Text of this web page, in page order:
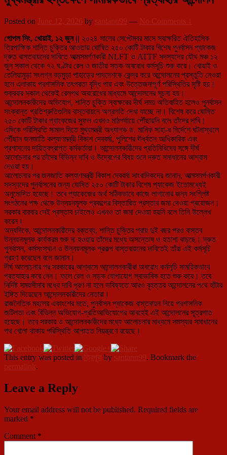
Posted on June 12, 2026 by santanu99 — No Comments ↓
গোপল সিং, খোয়াই, ১২ জুন || ২০২৪ সালের সেপ্টেম্বর মাসে স্বাক্ষরিত ঐতিহাসিক
ত্রিপাক্ষিক শান্তি চুক্তির আওতায় ঘোষিত ২৫০ কোটি টাকার বিশেষ পুনর্বাসন প্যাকেজ
দ্রুত বাস্তবায়নের দাবিতে আত্মসমর্পণকারী NLFT ও ATTF সদস্যদের যৌথ মঞ্চ ১২
জুন সকাল থেকে ৭২ ঘণ্টার রেল ও জাতীয় সড়ক অবরোধ কর্মসূচি শুরু করে। খোয়াই ও
তেলিয়ামুড়া সংলগ্ন বড়মুড়া পাহাড়ের পাদদেশকে কেন্দ্র করে আন্দোলনের প্রস্তুতি নেওয়া
হলে এলাকায় প্রশাসনিক তৎপরতা বৃদ্ধি পায় এবং উত্তেজনাপূর্ণ পরিস্থিতির সৃষ্টি হয়।
শুক্রবার সকাল থেকেই রেলপথ অবরোধের মাধ্যমে আন্দোলনের সূচনা হয়।
আন্দোলনকারীদের অভিযোগ, শান্তি চুক্তি স্বাক্ষরের দীর্ঘ সময় অতিবাহিত হলেও পুনর্বাসন
সংক্রান্ত প্রতিশ্রুতিগুলির বাস্তবায়নে অগ্রগতি দেখা যাচ্ছে না। বিশেষ করে ঘোষিত
২৫০ কোটি টাকার প্যাকেজের সুফল এখনও মাঠপর্যায়ে পৌঁছায়নি বলে তাঁদের দাবি।
এদিকে পরিস্থিতি সামাল দিতে মুখ্যমন্ত্রী অধ্যাপক ড. মানিক সাহা-র নির্দেশে ঘটনাস্থলে
পৌঁছান জনজাতি কল্যাণমন্ত্রী বিকাশ দেববর্মা, পুলিশের ঊর্ধ্বতন আধিকারিক এবং
প্রশাসনের দায়িত্বপ্রাপ্ত কর্মকর্তারা। আন্দোলনকারীদের প্রতিনিধিদের সঙ্গে দীর্ঘ
আলোচনার পর তাঁদের বিভিন্ন দাবি ও উদ্বেগের বিষয় শুনে দ্রুত সমাধানের আশ্বাস
দেওয়া হয়।
আলোচনার পর জনজাতি কল্যাণমন্ত্রী বিকাশ দেববর্মা সাংবাদিকদের জানান, আত্মসমর্পণকারী
সদস্যদের পুনর্বাসনের জন্য ঘোষিত ২৫০ কোটি টাকার বিশেষ প্যাকেজ ইতোমধ্যেই
অনুমোদিত হয়েছে। তবে প্যাকেজের অর্থ সঠিকভাবে কাজে লাগানোর জন্য সংশ্লিষ্ট
সংগঠনের পক্ষ থেকে উন্নয়নমূলক প্রকল্পের বিস্তারিত প্রস্তাব জমা দেওয়া প্রয়োজন।
সরকার বারবার সেই প্রস্তাব চাইলেও এখনও তা জমা দেওয়া হয়নি বলে তিনি উল্লেখ
করেন।
অন্যদিকে, আন্দোলনকারীদের বক্তব্য, শান্তি চুক্তির প্রায় দুই বছর পরও বাস্তব
উন্নয়নমূলক কার্যক্রম শুরু না হওয়ায় তাঁদের মধ্যে অসন্তোষ ও হতাশা বাড়ছে। দ্রুত
পুনর্বাসন, কর্মসংস্থান ও উন্নয়নমূলক প্রকল্প বাস্তবায়নের দাবিতেই তাঁরা এই কর্মসূচি
গ্রহণ করেছেন বলে জানান।
দীর্ঘ আলোচনার পর সরকারের আশ্বাসে আন্দোলনকারীরা অবরোধ কর্মসূচি সাময়িকভাবে
প্রত্যাহার করে নেন। ফলে রেল ও সড়ক যোগাযোগ স্বাভাবিক হতে শুরু করে। তবে
নির্দিষ্ট সময়সীমার মধ্যে দাবি পূরণ না হলে ভবিষ্যতে আরও বৃহত্তর আন্দোলনের পথে হাঁটার
ইঙ্গিত দিয়েছেন আন্দোলনকারীদের নেতারা।
রাজনৈতিক মহলের একাংশের মতে, পুনর্বাসন প্যাকেজ বাস্তবায়ন নিয়ে প্রশাসনিক
জটিলতা এবং বিভিন্ন অভিযোগ-প্রতিআভিযোগের আবহেই এই আন্দোলনের সূত্রপাত
হয়েছে। তবে সরকার ও আন্দোলনকারীদের মধ্যে আলোচনার মাধ্যমে সমস্যার সমাধানের
পথ খোলা থাকায় পরিস্থিতি আপাতত নিয়ন্ত্রণে রয়েছে।
This entry was posted in ত্রিপুরা by santanu99. Bookmark the
permalink.
Leave a Reply
Your email address will not be published. Required fields are
marked *
Comment *